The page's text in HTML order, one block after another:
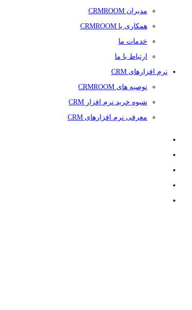
مدیران CRMROOM
همکاری با CRMROOM
خدمات ما
ارتباط با ما
نرم افزارهای CRM
توصیه های CRMROOM
شیوه خرید نرم افزار CRM
معرفی نرم افزارهای CRM